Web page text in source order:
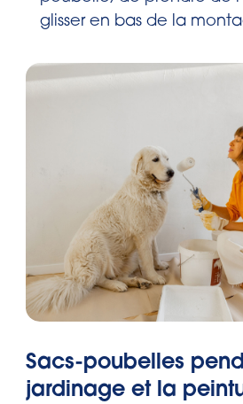
glisser en bas de la
Sacs-poubelles
jardinage et la